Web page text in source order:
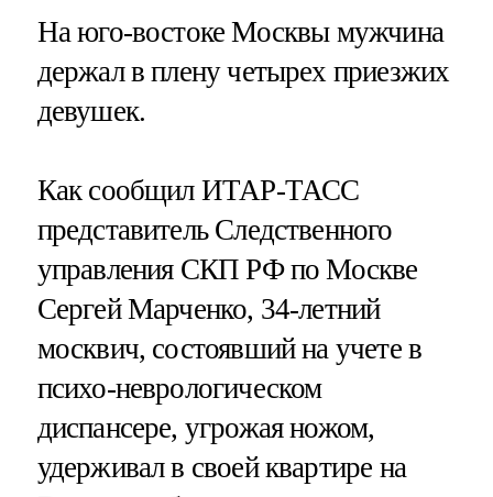
На юго-востоке Москвы мужчина
держал в плену четырех приезжих
девушек.
Как сообщил ИТАР-ТАСС
представитель Следственного
управления СКП РФ по Москве
Сергей Марченко, 34-летний
москвич, состоявший на учете в
психо-неврологическом
диспансере, угрожая ножом,
удерживал в своей квартире на